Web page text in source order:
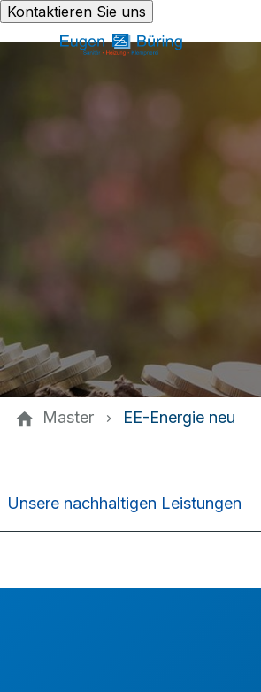
Kontaktieren Sie uns
Master EE-Energie neu
Unsere nachhaltigen Leistungen